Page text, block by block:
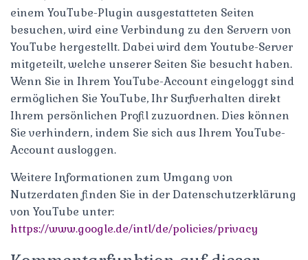
einem YouTube-Plugin ausgestatteten Seiten
besuchen, wird eine Verbindung zu den Servern von
YouTube hergestellt. Dabei wird dem Youtube-Server
mitgeteilt, welche unserer Seiten Sie besucht haben.
Wenn Sie in Ihrem YouTube-Account eingeloggt sind
ermöglichen Sie YouTube, Ihr Surfverhalten direkt
Ihrem persönlichen Profil zuzuordnen. Dies können
Sie verhindern, indem Sie sich aus Ihrem YouTube-
Account ausloggen.
Weitere Informationen zum Umgang von
Nutzerdaten finden Sie in der Datenschutzerklärung
von YouTube unter:
https://www.google.de/intl/de/policies/privacy